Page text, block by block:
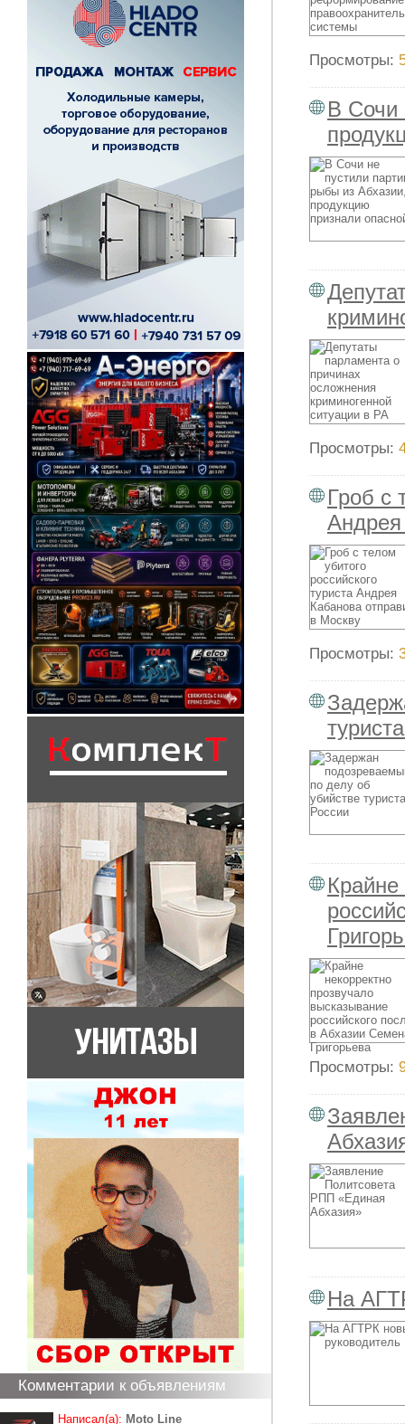
Комментарии к объявлениям
Написал(а): Moto Line
Просмотры:
В Сочи
Просмотры:
Гроб с
Андрея
Просмотры:
Крайне
Просмотры:
На